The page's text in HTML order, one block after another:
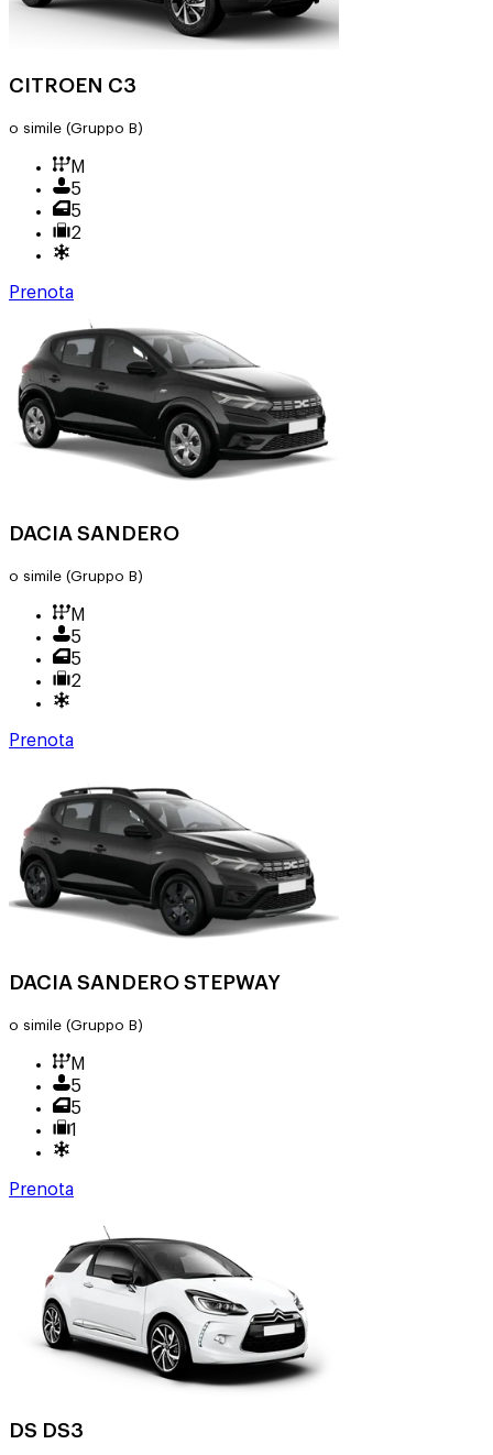
CITROEN C3
o simile (Gruppo B)
M
5
5
2
Prenota
DACIA SANDERO
o simile (Gruppo B)
M
5
5
2
Prenota
DACIA SANDERO STEPWAY
o simile (Gruppo B)
M
5
5
1
Prenota
DS DS3